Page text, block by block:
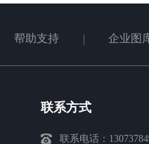
帮助支持 企业图
联系方式
联系电话：